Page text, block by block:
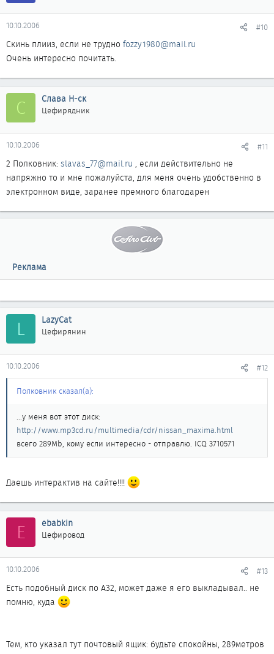
10.10.2006 #10
Скинь плииз, если не трудно fozzy1980@mail.ru
Очень интересно почитать.
С Слава Н-ск
Цефирядник
10.10.2006 #11
2 Полковник: slavas_77@mail.ru , если действительно не
напряжно то и мне пожалуйста, для меня очень удобственно в
электронном виде, заранее премного благодарен
Реклама
L LazyCat
Цефирянин
10.10.2006 #12
Полковник сказал(а):
...у меня вот этот диск:
http://www.mp3cd.ru/multimedia/cdr/nissan_maxima.html
всего 289Мb, кому если интересно - отправлю. ICQ 3710571
Даешь интерактив на сайте!!!!
E ebabkin
Цефировод
10.10.2006 #13
Есть подобный диск по A32, может даже я его выкладывал.. не
помню, куда
Тем, кто указал тут почтовый ящик: будьте спокойны, 289метров